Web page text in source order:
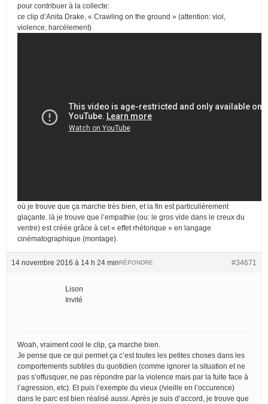
pour contribuer à la collecte:
ce clip d’Anita Drake, « Crawling on the ground » (attention: viol,
violence, harcèlement)
où je trouve que ça marche très bien, et la fin est particulièrement
glaçante. là je trouve que l’empathie (ou: le gros vide dans le creux du
ventre) est créée grâce à cet « effet rhétorique » en langage
cinématographique (montage).
14 novembre 2016 à 14 h 24 min #34671
RÉPONDRE
Lison
Invité
Woah, vraiment cool le clip, ça marche bien.
Je pense que ce qui permet ça c’est toutes les petites choses dans les
comportements subtiles du quotidien (comme ignorer la situation et ne
pas s’offusquer, ne pas répondre par la violence mais par la fuite face à
l’agression, etc). Et puis l’exemple du vieux (/vieille en l’occurence)
dans le parc est bien réalisé aussi. Après je suis d’accord, je trouve que